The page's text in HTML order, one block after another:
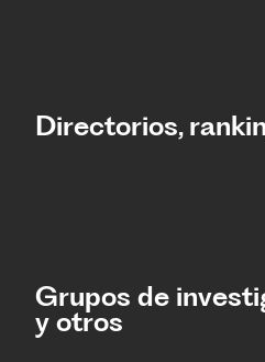
Directorios,
Grupos de
y otros